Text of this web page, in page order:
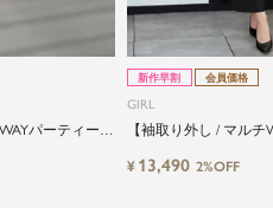
が、ドレスブランドガ
パーティーハ
新作早割 会員価格
GIRL
【袖取り外し / マルチ
¥ 13,490 2%OFF